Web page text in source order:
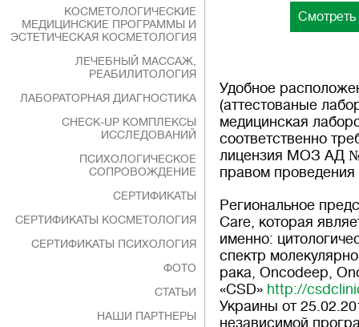
КОСМЕТОЛОГИЧЕСКИЕ
МЕДИЦИНСКИЕ ПРОГРАММЫ И
ЭСТЕТИЧЕСКАЯ КОСМЕТОЛОГИЯ
ЛЕЧЕБНЫЙ МАССАЖ,
РЕАБИЛИТОЛОГИЯ
ЛАБОРАТОРНАЯ ДИАГНОСТИКА
CHECK-UP КОМПЛЕКСЫ
ИССЛЕДОВАНИЙ
ПСИХОЛОГИЧЕСКОЕ
СОПРОВОЖДЕНИЕ
СЕРТИФИКАТЫ
СЕРТИФИКАТЫ КОСМЕТОЛОГИЯ
СЕРТИФИКАТЫ ПСИХОЛОГИЯ
ФОТО
СТАТЬИ
НАШИ ПАРТНЕРЫ
Смотреть
Удобное
(аттестованые
медицинская
соответственно
лицензия МОЗ АД
правом
Региональное
Care, которая
именно:
спектр
рака, Oncodeep,
«CSD» http://
Украины от
независимой